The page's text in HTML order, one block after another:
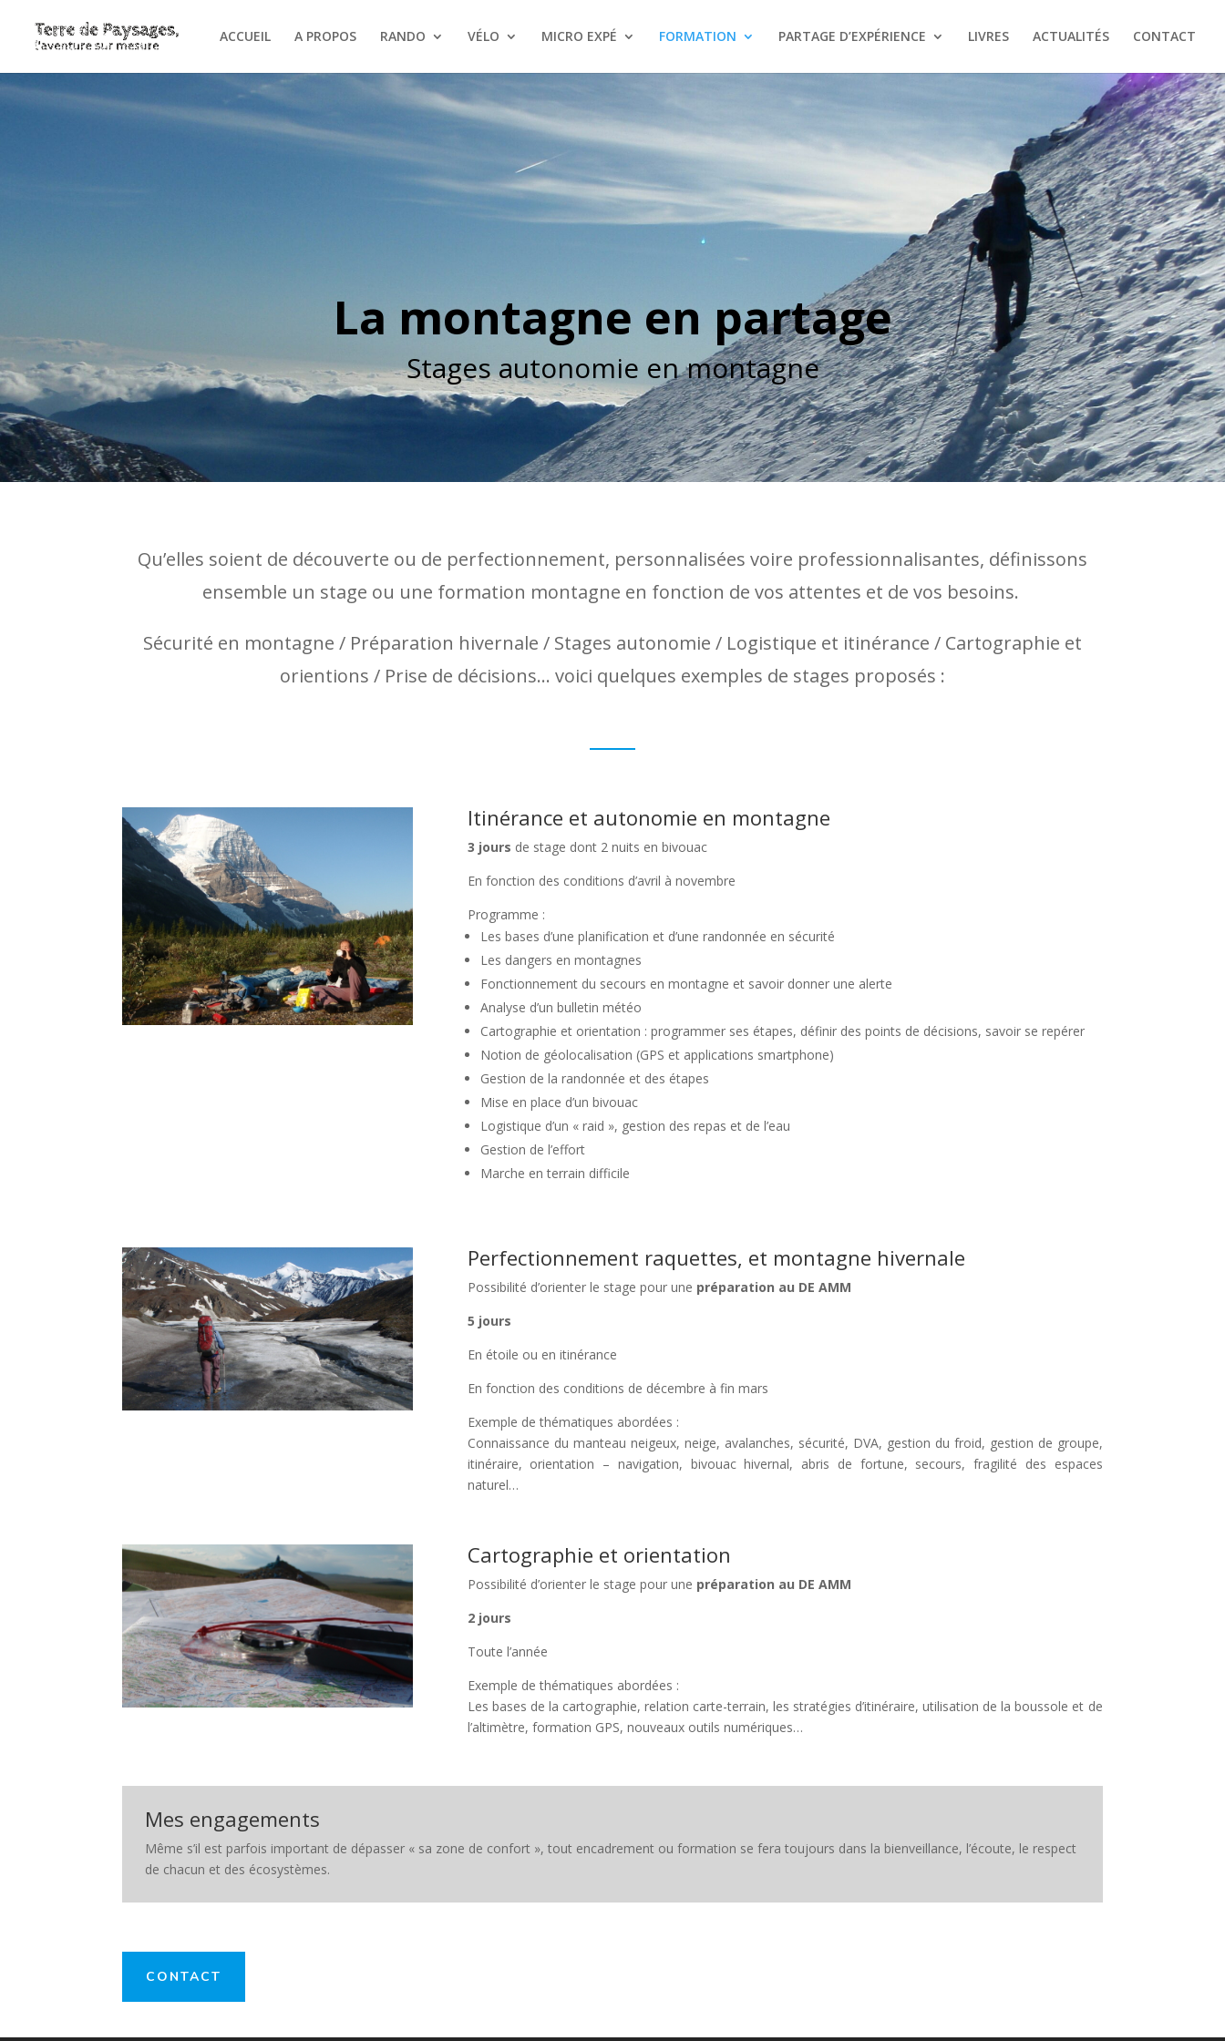
ACCUEIL A PROPOS RANDO VÉLO MICRO EXPÉ FORMATION PARTAGE D’EXPÉRIENCE LIVRES ACTUALITÉS CONTACT
La montagne en partage
Stages autonomie en montagne
Qu’elles soient de découverte ou de perfectionnement, personnalisées voire professionnalisantes, définissons
ensemble un stage ou une formation montagne en fonction de vos attentes et de vos besoins.
Sécurité en montagne / Préparation hivernale / Stages autonomie / Logistique et itinérance / Cartographie et
orientions / Prise de décisions… voici quelques exemples de stages proposés :
Itinérance et autonomie en montagne
3 jours de stage dont 2 nuits en bivouac
En fonction des conditions d’avril à novembre
Programme :
Les bases d’une planification et d’une randonnée en sécurité
Les dangers en montagnes
Fonctionnement du secours en montagne et savoir donner une alerte
Analyse d’un bulletin météo
Cartographie et orientation : programmer ses étapes, définir des points de décisions, savoir se repérer
Notion de géolocalisation (GPS et applications smartphone)
Gestion de la randonnée et des étapes
Mise en place d’un bivouac
Logistique d’un « raid », gestion des repas et de l’eau
Gestion de l’effort
Marche en terrain difficile
Perfectionnement raquettes, et montagne hivernale
Possibilité d’orienter le stage pour une préparation au DE AMM
5 jours
En étoile ou en itinérance
En fonction des conditions de décembre à fin mars
Exemple de thématiques abordées :
Connaissance du manteau neigeux, neige, avalanches, sécurité, DVA, gestion du froid, gestion de groupe,
itinéraire, orientation – navigation, bivouac hivernal, abris de fortune, secours, fragilité des espaces
naturel…
Cartographie et orientation
Possibilité d’orienter le stage pour une préparation au DE AMM
2 jours
Toute l’année
Exemple de thématiques abordées :
Les bases de la cartographie, relation carte-terrain, les stratégies d’itinéraire, utilisation de la boussole et de
l’altimètre, formation GPS, nouveaux outils numériques…
Mes engagements
Même s’il est parfois important de dépasser « sa zone de confort », tout encadrement ou formation se fera toujours dans la bienveillance, l’écoute, le respect
de chacun et des écosystèmes.
CONTACT